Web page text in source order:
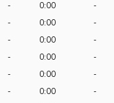
- 0:00
-
- 0:00
-
- 0:00
-
- 0:00
-
- 0:00
-
- 0:00
-